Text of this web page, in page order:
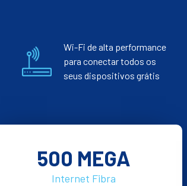
Wi-Fi de alta performance
para conectar todos os
seus dispositivos grátis
500 MEGA
Internet Fibra